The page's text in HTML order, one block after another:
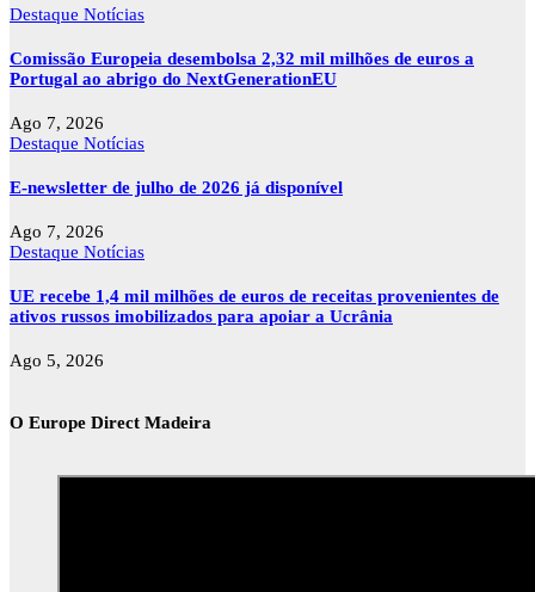
Destaque Notícias
Comissão Europeia desembolsa 2,32 mil milhões de euros a
Portugal ao abrigo do NextGenerationEU
Ago 7, 2026
Destaque Notícias
E-newsletter de julho de 2026 já disponível
Ago 7, 2026
Destaque Notícias
UE recebe 1,4 mil milhões de euros de receitas provenientes de
ativos russos imobilizados para apoiar a Ucrânia
Ago 5, 2026
O Europe Direct Madeira